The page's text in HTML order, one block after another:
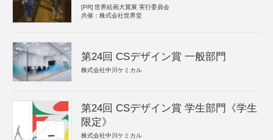
[PR] 世界絵画大賞展 実行委員会
共催：株式会社世界堂
第24回 CSデザイン賞 一般部門
株式会社中川ケミカル
第24回 CSデザイン賞 学生部門《学生
限定》
株式会社中川ケミカル